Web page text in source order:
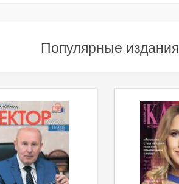
Популярные издания